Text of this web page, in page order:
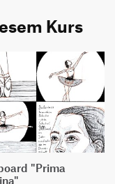
Kurs
"Prima